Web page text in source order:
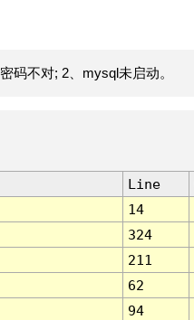
码不对; 2、mysql未启动。
Line
14
324
211
62
94